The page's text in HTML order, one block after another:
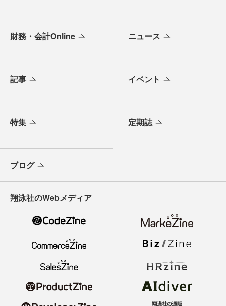
財務・会計Online ニュース
記事 イベント
特集 定期誌
ブログ
翔泳社のWebメディア